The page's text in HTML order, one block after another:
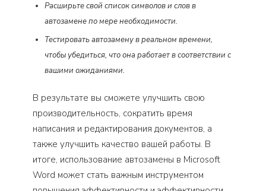
Расширьте свой список символов и слов в
автозамене по мере необходимости.
Тестировать автозамену в реальном времени,
чтобы убедиться, что она работает в соответствии с
вашими ожиданиями.
В результате вы сможете улучшить свою
производительность, сократить время
написания и редактирования документов, а
также улучшить качество вашей работы. В
итоге, использование автозамены в Microsoft
Word может стать важным инструментом